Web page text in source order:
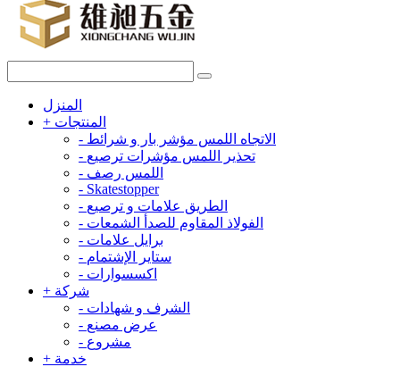
المنزل
+ المنتجات
- الاتجاه اللمس مؤشر بار و شرائط
- تحذير اللمس مؤشرات ترصيع
- اللمس رصف
- Skatestopper
- الطريق علامات و ترصيع
- الفولاذ المقاوم للصدأ الشمعات
- برايل علامات
- ستاير الإشتمام
- اكسسوارات
+ شركة
- الشرف و شهادات
- عرض مصنع
- مشروع
+ خدمة